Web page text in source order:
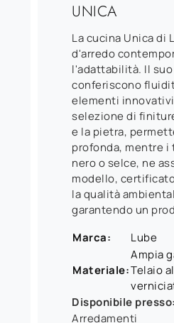
UNICA
La cucina Unica di
d'arredo
l'adattabilità. Il
conferiscono
elementi innovativi
selezione di
e la pietra,
profonda, mentre
nero o selce, ne
modello,
la qualità
garantendo un
Marca:
Lube
Materiale:
Ampia
Telaio
Disponibile presso:
Arredamenti